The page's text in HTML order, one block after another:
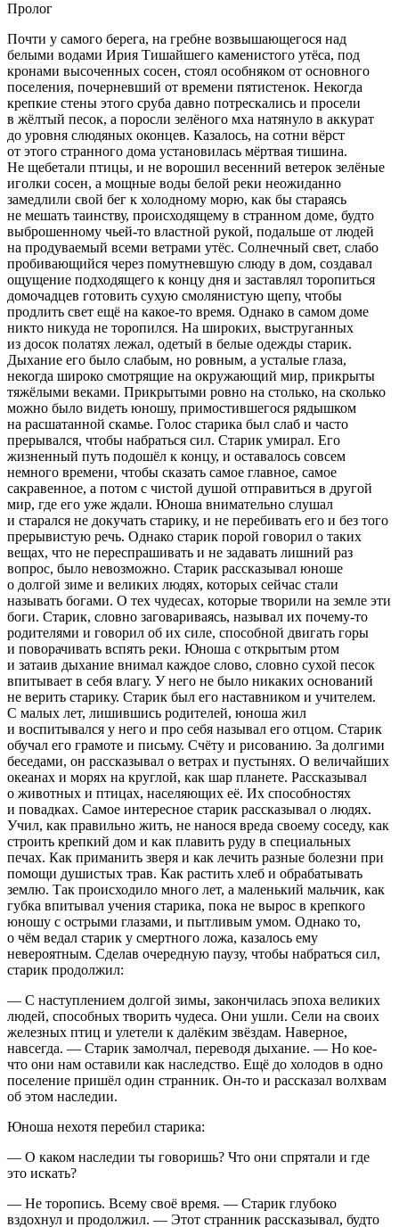
Пролог
Почти у самого берега, на гребне возвышающегося над
белыми водами Ирия Тишайшего каменистого утёса, под
кронами высоченных сосен, стоял особняком от основного
поселения, почерневший от времени пятистенок. Некогда
крепкие стены этого сруба давно потрескались и просели
в жёлтый песок, а поросли зелёного мха натянуло в аккурат
до уровня слюдяных оконцев. Казалось, на сотни вёрст
от этого странного дома установилась мёртвая тишина.
Не щебетали птицы, и не ворошил весенний ветерок зелёные
иголки сосен, а мощные воды белой реки неожиданно
замедлили свой бег к холодному морю, как бы стараясь
не мешать таинству, происходящему в странном доме, будто
выброшенному чьей-то властной рукой, подальше от людей
на продуваемый всеми ветрами утёс. Солнечный свет, слабо
пробивающийся через помутневшую слюду в дом, создавал
ощущение подходящего к концу дня и заставлял торопиться
домочадцев готовить сухую смолянистую щепу, чтобы
продлить свет ещё на какое-то время. Однако в самом доме
никто никуда не торопился. На широких, выструганных
из досок полатях лежал, одетый в белые одежды старик.
Дыхание его было слабым, но ровным, а усталые глаза,
некогда широко смотрящие на окружающий мир, прикрыты
тяжёлыми веками. Прикрытыми ровно на столько, на сколько
можно было видеть юношу, примостившегося рядышком
на расшатанной скамье. Голос старика был слаб и часто
прерывался, чтобы набраться сил. Старик умирал. Его
жизненный путь подошёл к концу, и оставалось совсем
немного времени, чтобы сказать самое главное, самое
сакравенное, а потом с чистой душой отправиться в другой
мир, где его уже ждали. Юноша внимательно слушал
и старался не докучать старику, и не перебивать его и без того
прерывистую речь. Однако старик порой говорил о таких
вещах, что не переспрашивать и не задавать лишний раз
вопрос, было невозможно. Старик рассказывал юноше
о долгой зиме и великих людях, которых сейчас стали
называть богами. О тех чудесах, которые творили на земле эти
боги. Старик, словно заговариваясь, называл их почему-то
родителями и говорил об их силе, способной двигать горы
и поворачивать вспять реки. Юноша с открытым ртом
и затаив дыхание внимал каждое слово, словно сухой песок
впитывает в себя влагу. У него не было никаких оснований
не верить старику. Старик был его наставником и учителем.
С малых лет, лишившись родителей, юноша жил
и воспитывался у него и про себя называл его отцом. Старик
обучал его грамоте и письму. Счёту и рисованию. За долгими
беседами, он рассказывал о ветрах и пустынях. О величайших
океанах и морях на круглой, как шар планете. Рассказывал
о животных и птицах, населяющих её. Их способностях
и повадках. Самое интересное старик рассказывал о людях.
Учил, как правильно жить, не нанося вреда своему соседу, как
строить крепкий дом и как плавить руду в специальных
печах. Как приманить зверя и как лечить разные болезни при
помощи душистых трав. Как растить хлеб и обрабатывать
землю. Так происходило много лет, а маленький мальчик, как
губка впитывал учения старика, пока не вырос в крепкого
юношу с острыми глазами, и пытливым умом. Однако то,
о чём ведал старик у смертного ложа, казалось ему
невероятным. Сделав очередную паузу, чтобы набраться сил,
старик продолжил:
— С наступлением долгой зимы, закончилась эпоха великих
людей, способных творить чудеса. Они ушли. Сели на своих
железных птиц и улетели к далёким звёздам. Наверное,
навсегда. — Старик замолчал, переводя дыхание. — Но кое-
что они нам оставили как наследство. Ещё до холодов в одно
поселение пришёл один странник. Он-то и рассказал волхвам
об этом наследии.
Юноша нехотя перебил старика:
— О каком наследии ты говоришь? Что они спрятали и где
это искать?
— Не торопись. Всему своё время. — Старик глубоко
вздохнул и продолжил. — Этот странник рассказывал, будто